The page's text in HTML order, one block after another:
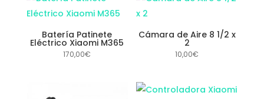
Batería Patinete
Eléctrico Xiaomi M365
170,00€
Cámara de Aire 8 1/2 x
2
10,00€